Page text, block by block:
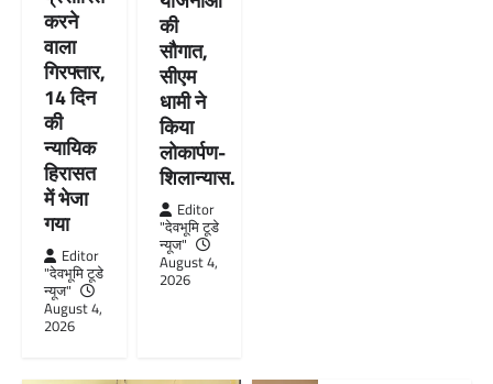
करने
वाला
गिरफ्तार,
14 दिन
की
न्यायिक
हिरासत
में भेजा
गया
Editor
"देवभूमि टूडे
न्यूज"
August 4,
2026
की
सौगात,
सीएम
धामी ने
किया
लोकार्पण-
शिलान्यास.
Editor
"देवभूमि टूडे
न्यूज"
August 4,
2026